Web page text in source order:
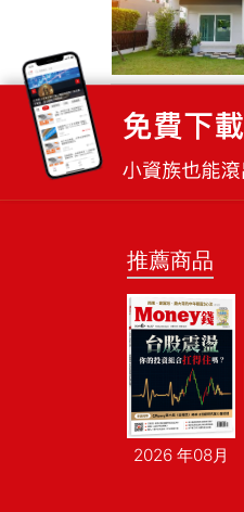
推薦商品
2026 年08月